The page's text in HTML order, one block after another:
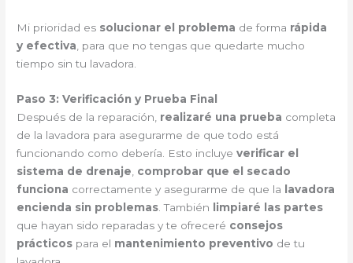
Mi prioridad es solucionar el problema de forma rápida
y efectiva, para que no tengas que quedarte mucho
tiempo sin tu lavadora.
Paso 3: Verificación y Prueba Final
Después de la reparación, realizaré una prueba completa
de la lavadora para asegurarme de que todo está
funcionando como debería. Esto incluyeverificar el
sistema de drenaje comprobar que el secado
funciona correctamente y asegurarme de que la
lavadora
encienda sin problemas . También
limpiaré las partes
que hayan sido reparadas y te ofreceré consejos
prácticos para el mantenimiento preventivo de tu